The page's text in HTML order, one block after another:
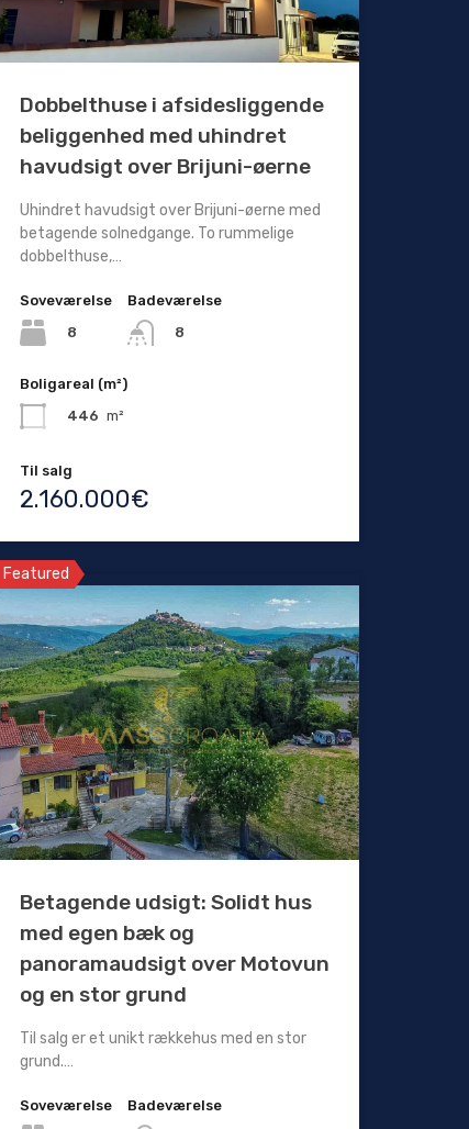
Dobbelthuse i afsidesliggende
beliggenhed med uhindret
havudsigt over Brijuni-øerne
Uhindret havudsigt over Brijuni-øerne med
betagende solnedgange. To rummelige
dobbelthuse,…
Soveværelse
8
Badeværelse
8
Boligareal (m²)
446 m²
Til salg
2.160.000€
Featured
Betagende udsigt: Solidt hus
med egen bæk og
panoramaudsigt over Motovun
og en stor grund
Til salg er et unikt rækkehus med en stor
grund.…
Soveværelse Badeværelse